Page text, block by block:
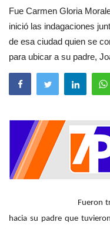
Fue Carmen Gloria
inició las indagaciones
de esa ciudad quien se
para ubicar a su padre,
Fueron tres años
hacia su padre que